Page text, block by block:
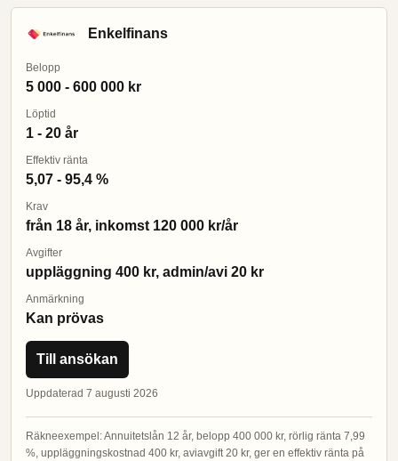
Enkelfinans
Belopp
5 000 - 600 000 kr
Löptid
1 - 20 år
Effektiv ränta
5,07 - 95,4 %
Krav
från 18 år, inkomst 120 000 kr/år
Avgifter
uppläggning 400 kr, admin/avi 20 kr
Anmärkning
Kan prövas
Till ansökan
Uppdaterad 7 augusti 2026
Räkneexempel: Annuitetslån 12 år, belopp 400 000 kr, rörlig ränta 7,99
%, uppläggningskostnad 400 kr, aviavgift 20 kr, ger en effektiv ränta på